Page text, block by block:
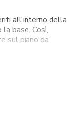
all'interno della
base. Così,
sul piano da